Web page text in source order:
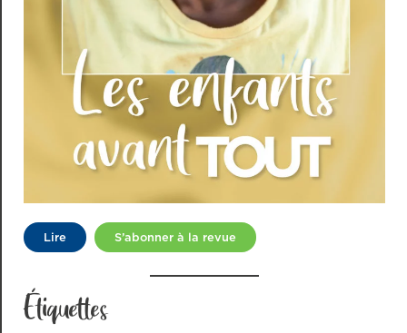
Lire S’abonner à la revue
Étiquettes